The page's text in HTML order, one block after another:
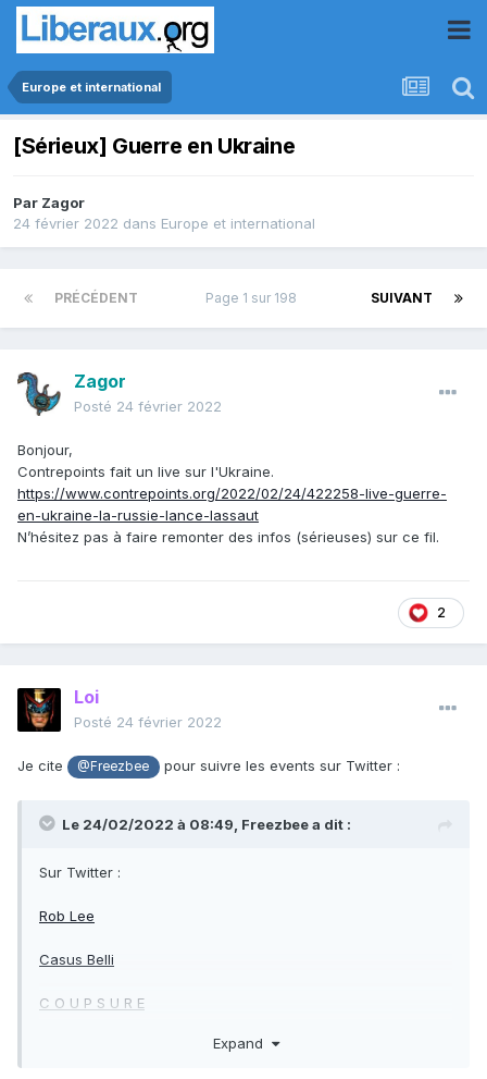
Europe et international
[Sérieux] Guerre en Ukraine
Par Zagor
24 février 2022 dans Europe et international
PRÉCÉDENT SUIVANT
Page 1 sur 198
Zagor
Posté 24 février 2022
Bonjour,
Contrepoints fait un live sur l'Ukraine.
https://www.contrepoints.org/2022/02/24/422258-live-guerre-
en-ukraine-la-russie-lance-lassaut
N’hésitez pas à faire remonter des infos (sérieuses) sur ce fil.
2
Loi
Posté 24 février 2022
Je cite @Freezbee pour suivre les events sur Twitter :
Le 24/02/2022 à 08:49, Freezbeea dit :
Sur Twitter :
Rob Lee
Casus Belli
C O U P S U R E
Expand